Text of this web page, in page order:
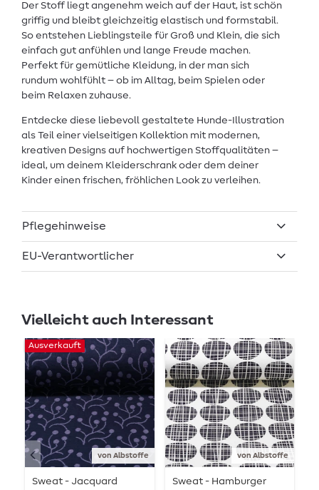
Der Stoff liegt angenehm weich auf der Haut, ist schön
griffig und bleibt gleichzeitig elastisch und formstabil.
So entstehen Lieblingsteile für Groß und Klein, die sich
einfach gut anfühlen und lange Freude machen.
Perfekt für gemütliche Kleidung, in der man sich
rundum wohlfühlt – ob im Alltag, beim Spielen oder
beim Relaxen zuhause.
Entdecke diese liebevoll gestaltete Hunde-Illustration
als Teil einer vielseitigen Kollektion mit modernen,
kreativen Designs auf hochwertigen Stoffqualitäten –
ideal, um deinem Kleiderschrank oder dem deiner
Kinder einen frischen, fröhlichen Look zu verleihen.
Pflegehinweise
EU-Verantwortlicher
Vielleicht auch Interessant
von Albstoffe
Ausverkauft
Sweat - Jacquard
von Albstoffe
Sweat - Hamburger